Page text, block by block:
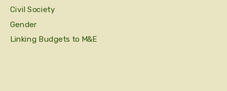
Civil Society
Gender
Linking Budgets to M&E